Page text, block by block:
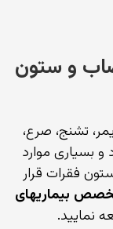
و ستون
تشنج، صرع،
بسیاری موارد
فقرات قرار
بیماریهای
نمایید.